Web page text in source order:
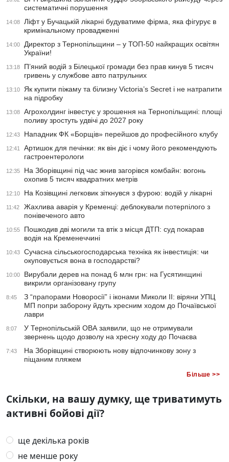
систематичні порушення
14:08
Ліфт у Бучацькій лікарні будуватиме фірма, яка фігурує в
кримінальному провадженні
14:00
Директор з Тернопільщини – у ТОП-50 найкращих освітян
України!
13:18
П’яний водій з Білецької громади без прав кинув 5 тисяч
гривень у службове авто патрульних
13:10
Як купити піжаму та білизну Victoria’s Secret і не натрапити
на підробку
13:08
Агрохолдинг інвестує у зрошення на Тернопільщині: площі
поливу зростуть удвічі до 2027 року
12:43 Нападник ФК «Борщів» перейшов до професійного клубу
12:41
Артишок для печінки: як він діє і чому його рекомендують
гастроентерологи
12:35
На Зборівщині під час жнив загорівся комбайн: вогонь
охопив 5 тисяч квадратних метрів
12:10 На Козівщині легковик зіткнувся з фурою: водій у лікарні
11:42
Жахлива аварія у Кременці: деблокували потерпілого з
понівеченого авто
10:55
Пошкодив дві могили та втік з місця ДТП: суд покарав
водія на Кременеччині
10:43
Сучасна сільськогосподарська техніка як інвестиція: чи
окуповується вона в господарстві?
10:00
Вирубали дерев на понад 6 млн грн: на Гусятинщині
викрили організовану групу
8:45
З “прапорами Новоросії” і іконами Миколи ІІ: віряни УПЦ
МП попри заборону йдуть хресним ходом до Почаївської
лаври
8:07
У Тернопільській ОВА заявили, що не отримували
звернень щодо дозволу на хресну ходу до Почаєва
7:43
На Зборівщині створюють нову відпочинкову зону з
піщаним пляжем
Більше >>
Скільки, на вашу думку, ще триватимуть
активні бойові дії?
ще декілька років
не менше року